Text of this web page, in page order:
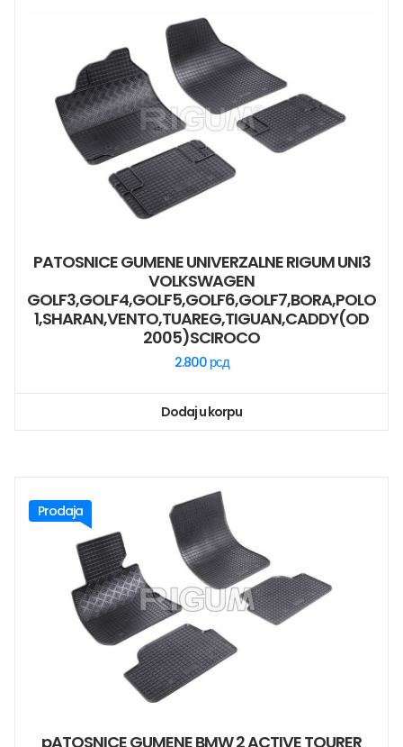
PATOSNICE GUMENE UNIVERZALNE RIGUM UNI3
VOLKSWAGEN
GOLF3,GOLF4,GOLF5,GOLF6,GOLF7,BORA,POLO
1,SHARAN,VENTO,TUAREG,TIGUAN,CADDY(OD
2005)SCIROCO
2.800 рсд
Dodaj u korpu
Prodaja
pATOSNICE GUMENE BMW 2 ACTIVE TOURER